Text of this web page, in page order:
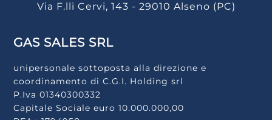
Via F.lli Cervi, 143 - 29010 Alseno (PC)
GAS SALES SRL
unipersonale sottoposta alla direzione e
coordinamento di C.G.I. Holding srl
P.Iva 01340300332
Capitale Sociale euro 10.000.000,00